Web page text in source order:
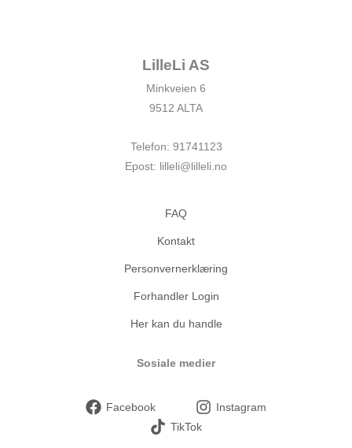
LilleLi AS
Minkveien 6
9512 ALTA
Telefon: 91741123
Epost: lilleli@lilleli.no
FAQ
Kontakt
Personvernerklæring
Forhandler Login
Her kan du handle
Sosiale medier
Facebook
Instagram
TikTok